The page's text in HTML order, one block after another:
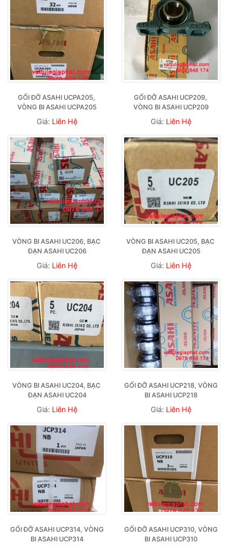
GỐI ĐỠ ASAHI UCPA205,
VÒNG BI ASAHI UCPA205
Giá: Liên Hệ
GỐI ĐỠ ASAHI UCP209,
VÒNG BI ASAHI UCP209
Giá: Liên Hệ
VÒNG BI ASAHI UC206, BẠC
ĐẠN ASAHI UC206
Giá: Liên Hệ
VÒNG BI ASAHI UC205, BẠC
ĐẠN ASAHI UC205
Giá: Liên Hệ
VÒNG BI ASAHI UC204, BẠC
ĐẠN ASAHI UC204
Giá: Liên Hệ
GỐI ĐỠ ASAHI UCP218, VÒNG
BI ASAHI UCP218
Giá: Liên Hệ
GỐI ĐỠ ASAHI UCP314, VÒNG
BI ASAHI UCP314
GỐI ĐỠ ASAHI UCP310, VÒNG
BI ASAHI UCP310